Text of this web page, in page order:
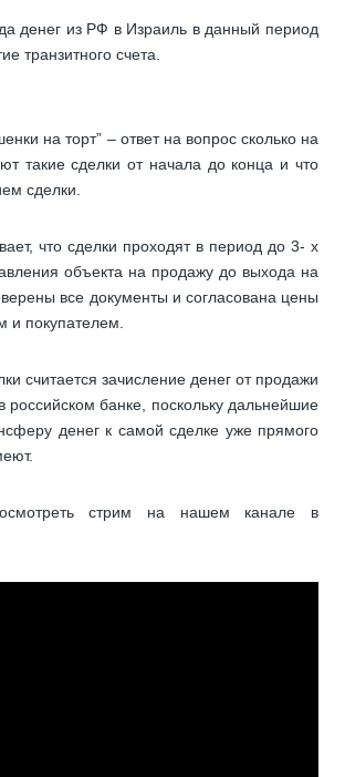
денег из РФ в Израиль в данный период
транзитного счета.
на торт” – ответ на вопрос сколько на
такие сделки от начала до конца и что
сделки.
что сделки проходят в период до 3- х
объекта на продажу до выхода на
все документы и согласована цены
и покупателем.
считается зачисление денег от продажи
российском банке, поскольку дальнейшие
денег к самой сделке уже прямого
стрим на нашем канале в